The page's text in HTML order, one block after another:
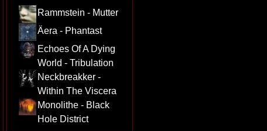
Rammstein - Mutter
Äera - Phantast
Echoes Of A Dying
World - Tribulation
Neckbreakker -
Within The Viscera
Monolithe - Black
Hole District